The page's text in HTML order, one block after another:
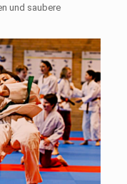
und saubere